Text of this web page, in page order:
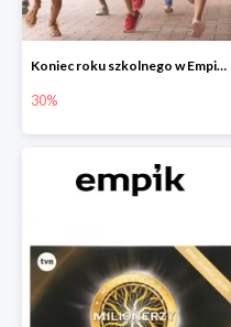
Koniec roku szkolnego w Empiku - prezenty dla dzieci i nauczycieli do -30%
30%